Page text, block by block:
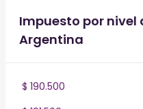
Impuesto por nivel
Argentina
$ 190.500